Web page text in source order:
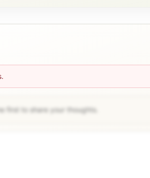
first to share your thoughts.